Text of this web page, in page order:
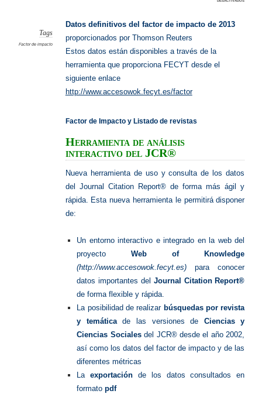
Tags
Factor de impacto
Datos definitivos del factor de impacto de 2013
proporcionados por Thomson Reuters
Estos datos están disponibles a través de la
herramienta que proporciona FECYT desde el
siguiente enlace
http://www.accesowok.fecyt.es/factor
Factor de Impacto y Listado de revistas
Herramienta de análisis
interactivo del JCR®
Nueva herramienta de uso y consulta de los datos
del Journal Citation Report® de forma más ágil y
rápida. Esta nueva herramienta le permitirá disponer
de:
Un entorno interactivo e integrado en la web del
proyectoWeb of Knowledge
(http://www.accesowok.fecyt.es) para conocer
datos importantes del Journal Citation Report®
de forma flexible y rápida.
La posibilidad de realizar búsquedas por revista
y temáticade las versiones de Ciencias y
Ciencias Socialesdel JCR® desde el año 2002,
así como los datos del factor de impacto y de las
diferentes métricas
Laexportación de los datos consultados en
formatopdf